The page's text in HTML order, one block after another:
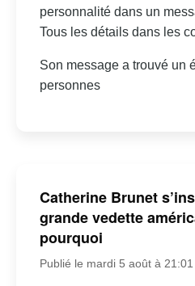
personnalité dans un
Tous les détails dans les
Son message a trouvé un
personnes
Catherine Brunet
grande vedette
pourquoi
Publié le mardi 5 août à 21:01